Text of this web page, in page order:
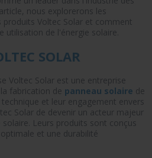
nous explorerons les
produits Voltec Solar et comment
utilisation de l'énergie solaire.
SOLAR
Voltec Solar est une entreprise
fabrication de panneau solaire de
et leur engagement envers
Solar de devenir un acteur majeur
Leurs produits sont conçus
et une durabilité